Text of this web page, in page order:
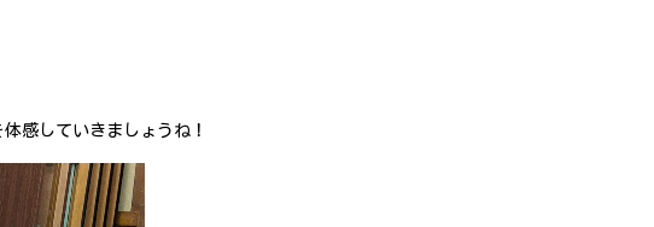
感していきましょうね！